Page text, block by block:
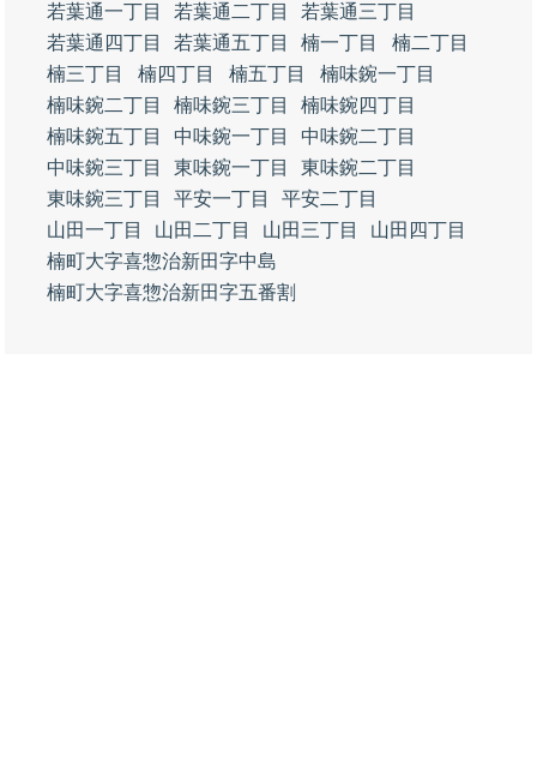
若葉通一丁目
若葉通二丁目
若葉通三丁目
若葉通四丁目
若葉通五丁目 楠一丁目
楠二丁目
楠三丁目
楠四丁目 楠五丁目
楠味鋺一丁目
楠味鋺二丁目
楠味鋺三丁目
楠味鋺四丁目
楠味鋺五丁目
中味鋺一丁目
中味鋺二丁目
中味鋺三丁目
東味鋺一丁目
東味鋺二丁目
東味鋺三丁目
平安一丁目
平安二丁目
山田一丁目
山田二丁目 山田三丁目
山田四丁目
楠町大字喜惣治新田字中島
楠町大字喜惣治新田字五番割